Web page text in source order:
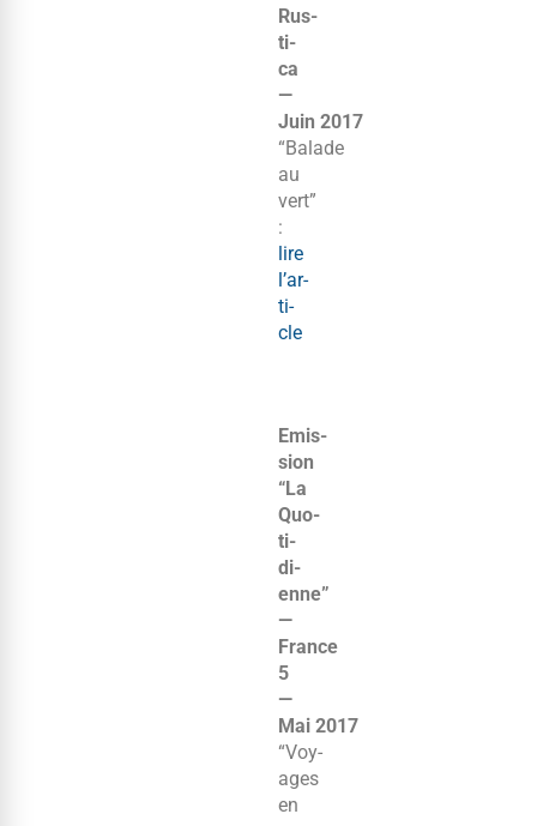
Rus­
ti­
ca
—
Juin 2017
“Balade
au
vert”
:
lire
l’ar­
ti­
cle
Emis­
sion
“La
Quo­
ti­
di­
enne”
—
France
5
—
Mai 2017
“Voy­
ages
en